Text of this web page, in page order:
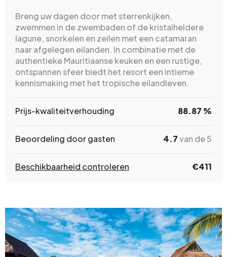
Breng uw dagen door met sterrenkijken,
zwemmen in de zwembaden of de kristalheldere
lagune, snorkelen en zeilen met een catamaran
naar afgelegen eilanden. In combinatie met de
authentieke Mauritiaanse keuken en een rustige,
ontspannen sfeer biedt het resort een intieme
kennismaking met het tropische eilandleven.
Prijs-kwaliteitverhouding 88.87 %
Beoordeling door gasten 4.7van de 5
Beschikbaarheid controleren €411